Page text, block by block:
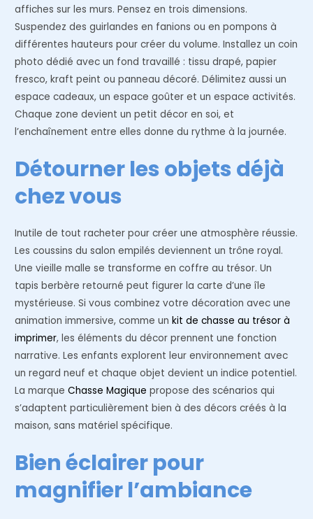
affiches sur les murs. Pensez en trois dimensions.
Suspendez des guirlandes en fanions ou en pompons à
différentes hauteurs pour créer du volume. Installez un coin
photo dédié avec un fond travaillé : tissu drapé, papier
fresco, kraft peint ou panneau décoré. Délimitez aussi un
espace cadeaux, un espace goûter et un espace activités.
Chaque zone devient un petit décor en soi, et
l’enchaînement entre elles donne du rythme à la journée.
Détourner les objets déjà
chez vous
Inutile de tout racheter pour créer une atmosphère réussie.
Les coussins du salon empilés deviennent un trône royal.
Une vieille malle se transforme en coffre au trésor. Un
tapis berbère retourné peut figurer la carte d’une île
mystérieuse. Si vous combinez votre décoration avec une
animation immersive, comme unkit de chasse au trésor à
imprimer, les éléments du décor prennent une fonction
narrative. Les enfants explorent leur environnement avec
un regard neuf et chaque objet devient un indice potentiel.
La marqueChasse Magique propose des scénarios qui
s’adaptent particulièrement bien à des décors créés à la
maison, sans matériel spécifique.
Bien éclairer pour
magnifier l’ambiance